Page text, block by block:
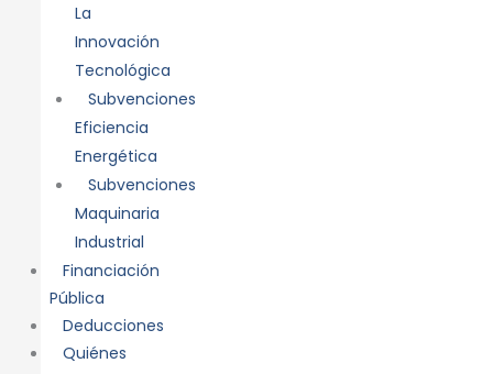
La
Innovación
Tecnológica
Subvenciones
Eficiencia
Energética
Subvenciones
Maquinaria
Industrial
Financiación
Pública
Deducciones
Quiénes